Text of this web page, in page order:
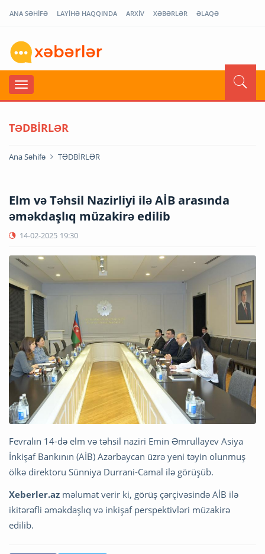
ANA SƏHİFƏ LAYİHƏ HAQQINDA ARXİV XƏBƏRLƏR ƏLAQƏ
TƏDBİRLƏR
Ana Səhifə TƏDBİRLƏR
Elm və Təhsil Nazirliyi ilə AİB arasında
əməkdaşlıq müzakirə edilib
14-02-2025 19:30
Fevralın 14-də elm və təhsil naziri Emin Əmrullayev Asiya
İnkişaf Bankının (AİB) Azərbaycan üzrə yeni təyin olunmuş
ölkə direktoru Sünniya Durrani-Camal ilə görüşüb.
Xeberler.az məlumat verir ki, görüş çərçivəsində AİB ilə
ikitərəfli əməkdaşlıq və inkişaf perspektivləri müzakirə
edilib.